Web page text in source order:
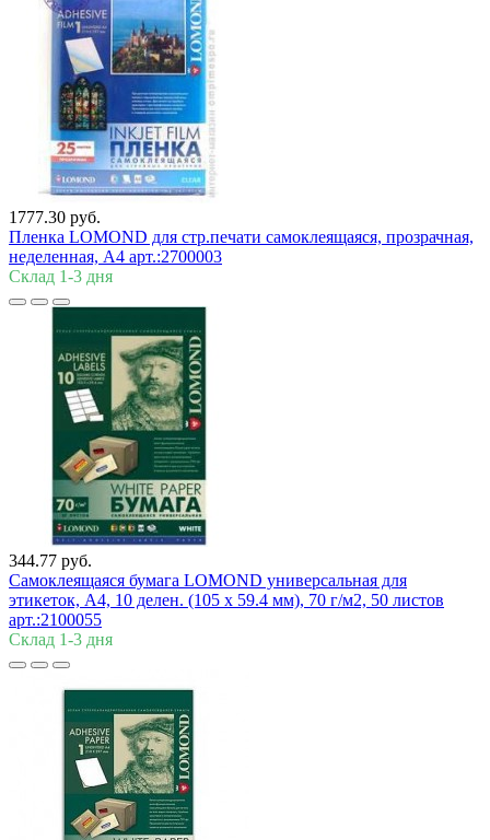
1777.30 руб.
Пленка LOMOND для стр.печати самоклеящаяся, прозрачная,
неделенная, А4 арт.:2700003
Склад 1-3 дня
344.77 руб.
Самоклеящаяся бумага LOMOND универсальная для
этикеток, A4, 10 делен. (105 x 59.4 мм), 70 г/м2, 50 листов
арт.:2100055
Склад 1-3 дня